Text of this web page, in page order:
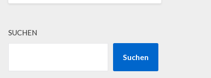
SUCHEN
Suchen